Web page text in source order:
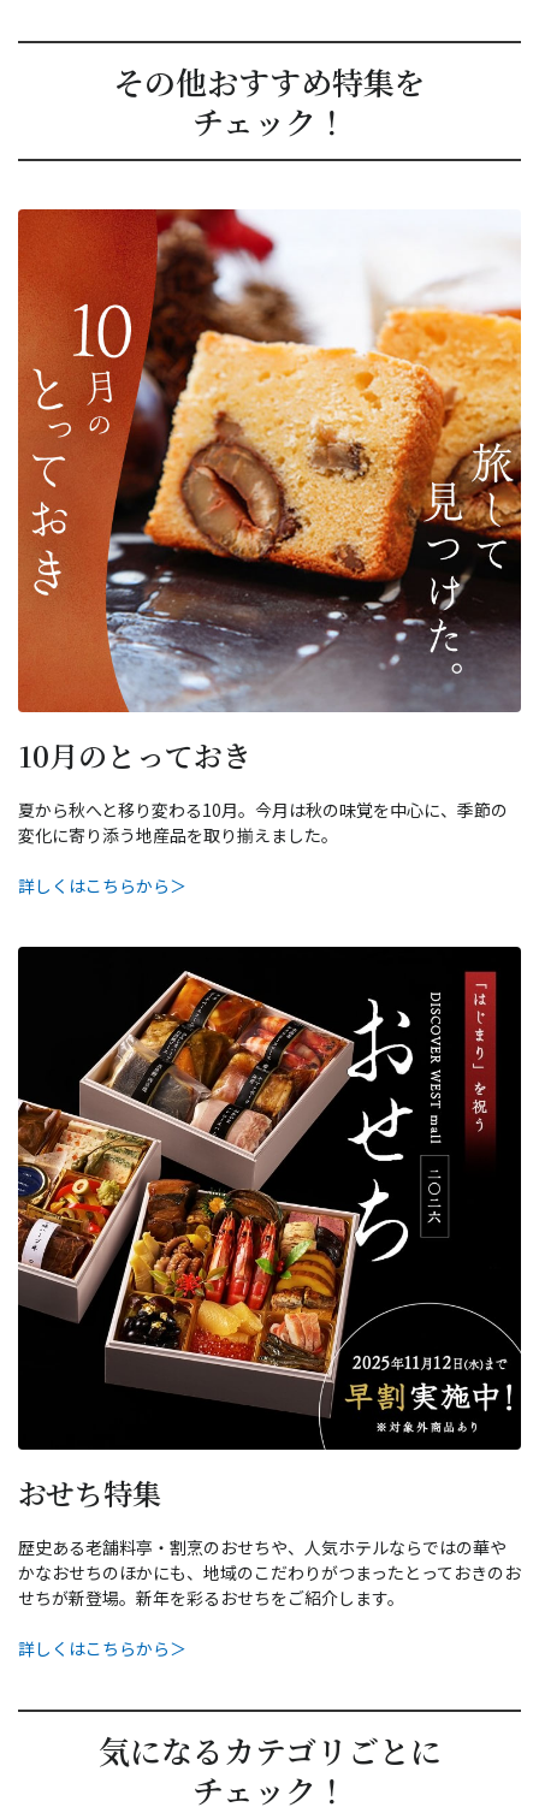
その他おすすめ特集を
チェック！
10月のとっておき
夏から秋へと移り変わる10月。今月は秋の味覚を中心に、季節の
変化に寄り添う地産品を取り揃えました。
詳しくはこちらから＞
おせち特集
歴史ある老舗料亭・割烹のおせちや、人気ホテルならではの華や
かなおせちのほかにも、地域のこだわりがつまったとっておきのお
せちが新登場。新年を彩るおせちをご紹介します。
詳しくはこちらから＞
気になるカテゴリごとに
チェック！